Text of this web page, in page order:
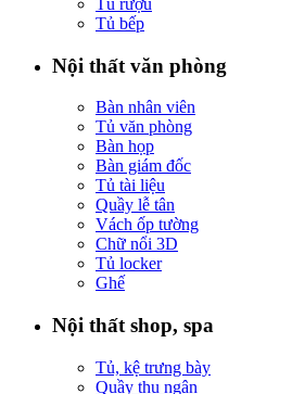
Tủ bếp
Nội thất văn phòng
Bàn nhân viên
Tủ văn phòng
Bàn họp
Bàn giám đốc
Tủ tài liệu
Quầy lễ tân
Vách ốp tường
Chữ nổi 3D
Tủ locker
Ghế
Nội thất shop, spa
Tủ, kệ trưng bày
Quầy thu ngân